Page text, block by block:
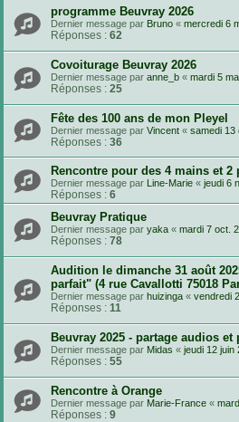
programme Beuvray 2026
Dernier message par Bruno « mercredi 6
Réponses : 62
Covoiturage Beuvray 2026
Dernier message par anne_b « mardi 5
Réponses : 25
Fête des 100 ans de mon Pleyel
Dernier message par Vincent « samedi 13
Réponses : 36
Rencontre pour des 4 mains et 2
Dernier message par Line-Marie « jeudi 6
Réponses : 6
Beuvray Pratique
Dernier message par yaka « mardi 7 oct.
Réponses : 78
Audition le dimanche 31 août
parfait" (4 rue Cavallotti 75018
Dernier message par huizinga « vendredi
Réponses : 11
Beuvray 2025 - partage audios et
Dernier message par Midas « jeudi 12 juin
Réponses : 55
Rencontre à Orange
Dernier message par Marie-France «
Réponses : 9